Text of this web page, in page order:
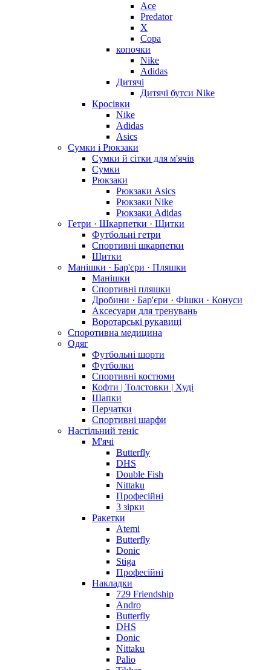
Ace
Predator
X
Copa
копочки
Nike
Adidas
Дитячі
Дитячі бутси Nike
Кросівки
Nike
Adidas
Asics
Сумки і Рюкзаки
Сумки й сітки для м'ячів
Сумки
Рюкзаки
Рюкзаки Asics
Рюкзаки Nike
Рюкзаки Adidas
Гетри · Шкарпетки · Щитки
Футбольні гетри
Спортивні шкарпетки
Щитки
Манішки · Бар'єри · Пляшки
Манішки
Спортивні пляшки
Дробини · Бар'єри · Фішки · Конуси
Аксесуари для тренувань
Воротарські рукавиці
Споротивна медицина
Одяг
Футбольні шорти
Футболки
Спортивні костюми
Кофти | Толстовки | Худі
Шапки
Перчатки
Спортивні шарфи
Настільний теніс
М'ячі
Butterfly
DHS
Double Fish
Nittaku
Професійні
3 зірки
Ракетки
Atemi
Butterfly
Donic
Stiga
Професійні
Накладки
729 Friendship
Andro
Butterfly
DHS
Donic
Nittaku
Palio